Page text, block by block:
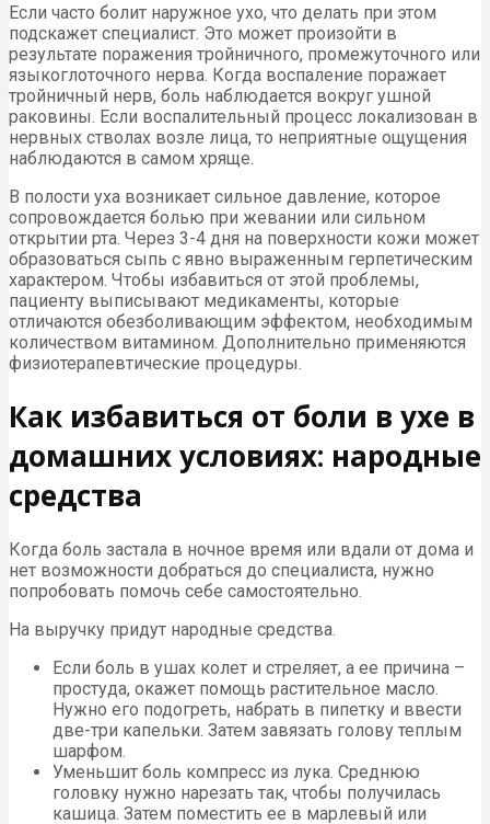
Если часто болит наружное ухо, что делать при этом
подскажет специалист. Это может произойти в
результате поражения тройничного, промежуточного или
языкоглоточного нерва. Когда воспаление поражает
тройничный нерв, боль наблюдается вокруг ушной
раковины. Если воспалительный процесс локализован в
нервных стволах возле лица, то неприятные ощущения
наблюдаются в самом хряще.
В полости уха возникает сильное давление, которое
сопровождается болью при жевании или сильном
открытии рта. Через 3-4 дня на поверхности кожи может
образоваться сыпь с явно выраженным герпетическим
характером. Чтобы избавиться от этой проблемы,
пациенту выписывают медикаменты, которые
отличаются обезболивающим эффектом, необходимым
количеством витамином. Дополнительно применяются
физиотерапевтические процедуры.
Как избавиться от боли в ухе в
домашних условиях: народные
средства
Когда боль застала в ночное время или вдали от дома и
нет возможности добраться до специалиста, нужно
попробовать помочь себе самостоятельно.
На выручку придут народные средства.
Если боль в ушах колет и стреляет, а ее причина –
простуда, окажет помощь растительное масло.
Нужно его подогреть, набрать в пипетку и ввести
две-три капельки. Затем завязать голову теплым
шарфом.
Уменьшит боль компресс из лука. Среднюю
головку нужно нарезать так, чтобы получилась
кашица. Затем поместить ее в марлевый или